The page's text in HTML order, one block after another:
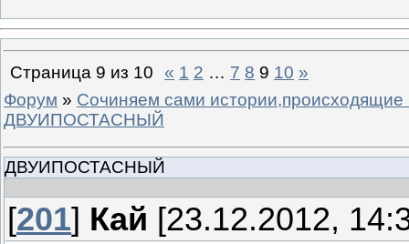
Страница 9 из 10 « 1 2 … 7 8 9 10 »
Форум » Сочиняем сами
ДВУИПОСТАСНЫЙ
ДВУИПОСТАСНЫЙ
[201] Кай [23.12.2012,